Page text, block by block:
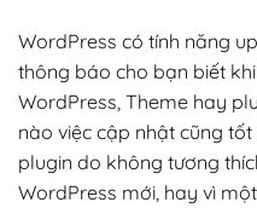
WordPress có tính năng
thông báo cho bạn biết
WordPress, Theme hay
nào việc cập nhật cũng
plugin do không tương
WordPress mới, hay vì